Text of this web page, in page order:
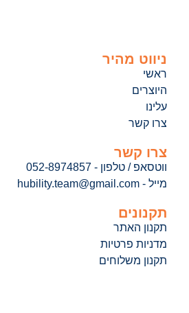
ניווט מהיר
ראשי
היוצרים
עלינו
צרו קשר
צרו קשר
ווטסאפ / טלפון - 052-8974857
מייל - hubility.team@gmail.com
תקנונים
תקנון האתר
מדניות פרטיות
תקנון משלוחים